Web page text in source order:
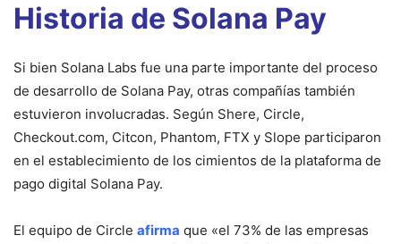
Historia de Solana Pay
Si bien Solana Labs fue una parte importante del proceso
de desarrollo de Solana Pay, otras compañías también
estuvieron involucradas. Según Shere, Circle,
Checkout.com, Citcon, Phantom, FTX y Slope participaron
en el establecimiento de los cimientos de la plataforma de
pago digital Solana Pay.
El equipo de Circle afirma que «el 73% de las empresas